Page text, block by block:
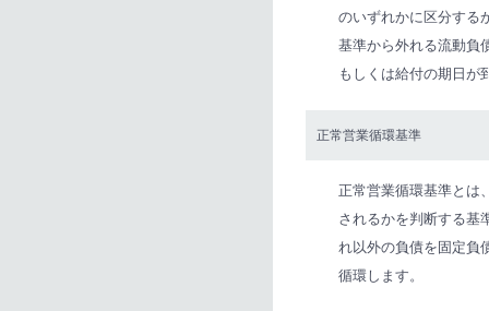
のいずれかに区分する
基準から外れる流動負
もしくは給付の期日が
正常営業循環基準
正常営業循環基準とは
されるかを判断する基
れ以外の負債を固定負
循環します。